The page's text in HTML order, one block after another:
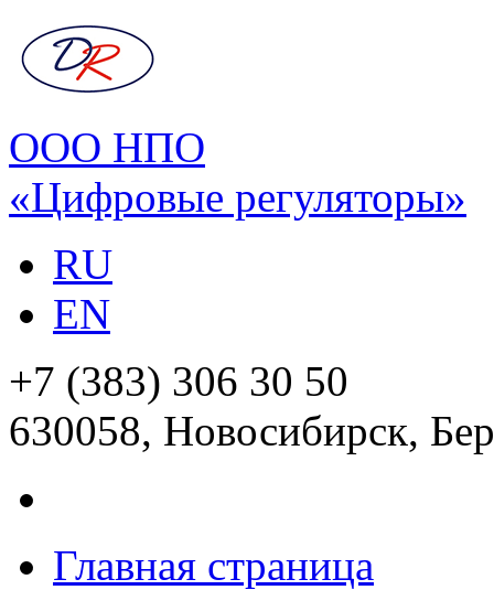
ООО НПО
«Цифровые регуляторы»
RU
EN
+7 (383) 306 30 50
630058, Новосибирск,
Главная страница